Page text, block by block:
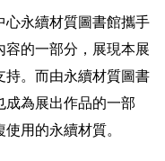
心永續材質圖書館攜手
的一部分，展現本展
持。而由永續材質圖書
成為展出作品的一部
用的永續材質。